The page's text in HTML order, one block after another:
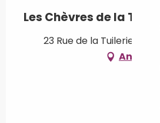
Les Chèvres de la
23 Rue de la Tuilerie,
Anfahrt